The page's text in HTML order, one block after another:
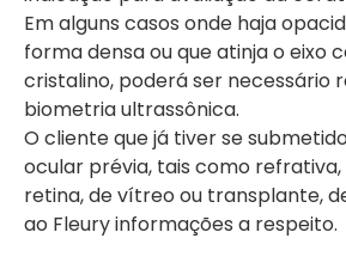
Em alguns casos onde haja
forma densa ou que atinja o eixo
cristalino, poderá ser necessário
biometria ultrassônica.
O cliente que já tiver se
ocular prévia, tais como refrativa,
retina, de vítreo ou transplante,
ao Fleury informações a respeito.